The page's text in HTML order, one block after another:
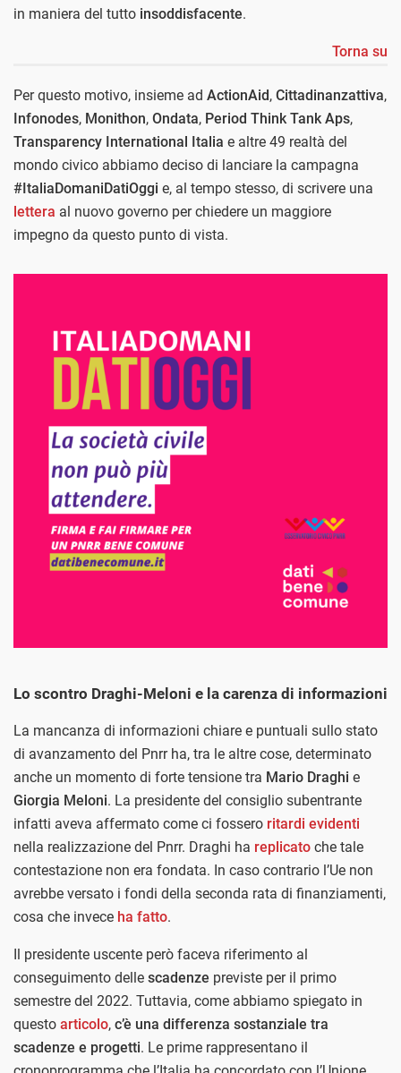
in maniera del tutto insoddisfacente.
Torna su
Per questo motivo, insieme ad ActionAid, Cittadinanzattiva,
Infonodes, Monithon, Ondata, Period Think Tank Aps,
Transparency International Italia e altre 49 realtà del
mondo civico abbiamo deciso di lanciare la campagna
#ItaliaDomaniDatiOggi e, al tempo stesso, di scrivere una
lettera al nuovo governo per chiedere un maggiore
impegno da questo punto di vista.
Lo scontro Draghi-Meloni e la carenza di informazioni
La mancanza di informazioni chiare e puntuali sullo stato
di avanzamento del Pnrr ha, tra le altre cose, determinato
anche un momento di forte tensione tra Mario Draghi e
Giorgia Meloni. La presidente del consiglio subentrante
infatti aveva affermato come ci fossero ritardi evidenti
nella realizzazione del Pnrr. Draghi ha replicato che tale
contestazione non era fondata. In caso contrario l’Ue non
avrebbe versato i fondi della seconda rata di finanziamenti,
cosa che invece ha fatto.
Il presidente uscente però faceva riferimento al
conseguimento delle scadenze previste per il primo
semestre del 2022. Tuttavia, come abbiamo spiegato in
questo articolo, c’è una differenza sostanziale tra
scadenze e progetti. Le prime rappresentano il